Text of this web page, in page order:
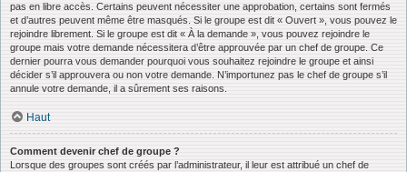
pas en libre accès. Certains peuvent nécessiter une approbation, certains sont fermés
et d’autres peuvent même être masqués. Si le groupe est dit « Ouvert », vous pouvez le
rejoindre librement. Si le groupe est dit « À la demande », vous pouvez rejoindre le
groupe mais votre demande nécessitera d’être approuvée par un chef de groupe. Ce
dernier pourra vous demander pourquoi vous souhaitez rejoindre le groupe et ainsi
décider s’il approuvera ou non votre demande. N’importunez pas le chef de groupe s’il
annule votre demande, il a sûrement ses raisons.
Haut
Comment devenir chef de groupe ?
Lorsque des groupes sont créés par l’administrateur, il leur est attribué un chef de